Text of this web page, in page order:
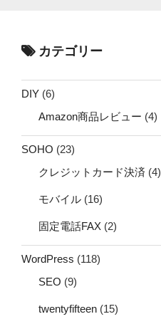
カテゴリー
DIY (6)
Amazon商品レビュー (4)
SOHO (23)
クレジットカード決済 (4)
モバイル (16)
固定電話FAX (2)
WordPress (118)
SEO (9)
twentyfifteen (15)